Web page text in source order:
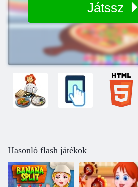
Játssz
Hasonló flash játékok